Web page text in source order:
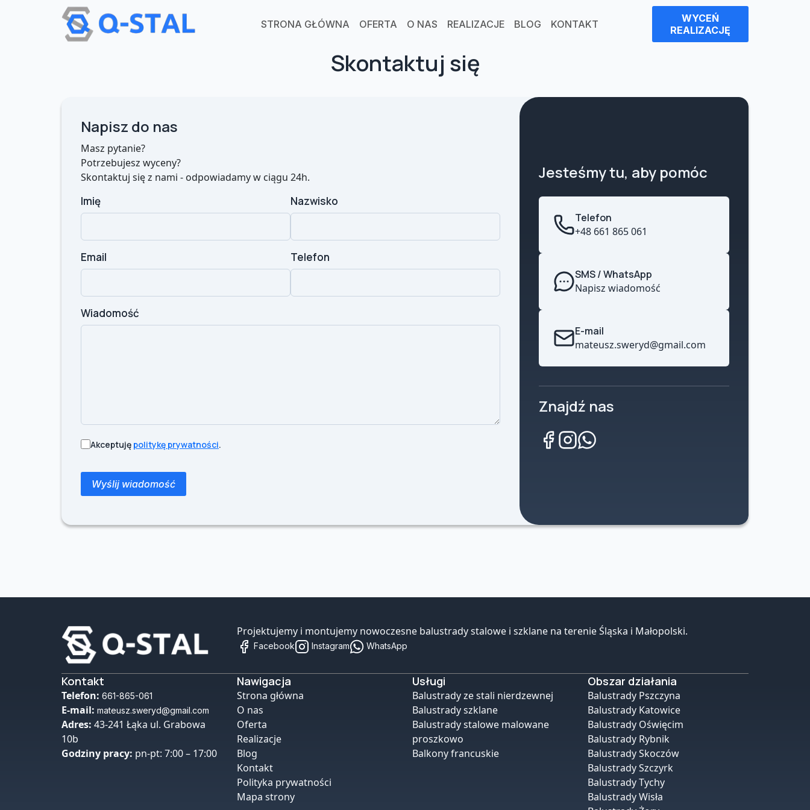
Przejdź do treści
STRONA GŁÓWNA OFERTA O NAS REALIZACJE BLOG KONTAKT
WYCEŃ
REALIZACJĘ
Skontaktuj się
Napisz do nas
Masz pytanie?
Potrzebujesz wyceny?
Skontaktuj się z nami - odpowiadamy w ciągu 24h.
Imię Nazwisko
Email Telefon
Wiadomość
Akceptuję politykę prywatności.
Jesteśmy tu, aby pomóc
Telefon
+48 661 865 061
SMS / WhatsApp
Napisz wiadomość
E-mail
mateusz.sweryd@gmail.com
Znajdź nas
Projektujemy i montujemy nowoczesne balustrady stalowe i szklane na terenie Śląska i Małopolski.
Facebook Instagram WhatsApp
Kontakt
Telefon: 661-865-061
E-mail: mateusz.sweryd@gmail.com
Adres: 43-241 Łąka ul. Grabowa
10b
Godziny pracy: pn-pt: 7:00 – 17:00
Nawigacja
Strona główna
O nas
Oferta
Realizacje
Blog
Kontakt
Polityka prywatności
Mapa strony
Usługi
Balustrady ze stali nierdzewnej
Balustrady szklane
Balustrady stalowe malowane
proszkowo
Balkony francuskie
Obszar działania
Balustrady Pszczyna
Balustrady Katowice
Balustrady Oświęcim
Balustrady Rybnik
Balustrady Skoczów
Balustrady Szczyrk
Balustrady Tychy
Balustrady Wisła